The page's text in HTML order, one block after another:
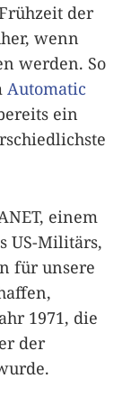
der
wenn
werden. So
Automatic
ein
einem
US-Militärs,
für unsere
1971, die
der